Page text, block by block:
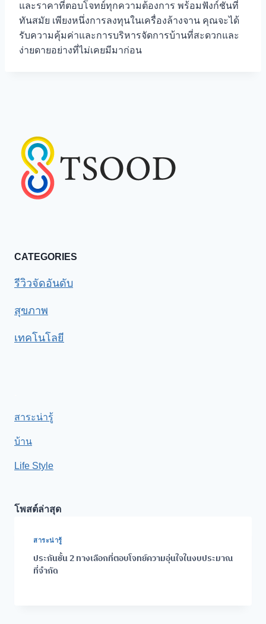
และราคาที่ตอบโจทย์ทุกความต้องการ พร้อมฟังก์ชันที่
ทันสมัย เพียงหนึ่งการลงทุนในเครื่องล้างจาน คุณจะได้
รับความคุ้มค่าและการบริหารจัดการบ้านที่สะดวกและ
ง่ายดายอย่างที่ไม่เคยมีมาก่อน
CATEGORIES
รีวิวจัดอันดับ
สุขภาพ
เทคโนโลยี
สาระน่ารู้
บ้าน
Life Style
โพสต์ล่าสุด
สาระน่ารู้
ประกันชั้น 2 ทางเลือกที่ตอบโจทย์ความอุ่นใจในงบประมาณ
ที่จำกัด